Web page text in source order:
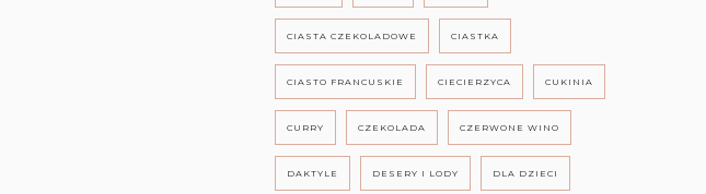
CIASTA CZEKOLADOWE CIASTKA
CIASTO FRANCUSKIE CIECIERZYCA CUKINIA
CURRY CZEKOLADA CZERWONE WINO
DAKTYLE DESERY I LODY DLA DZIECI